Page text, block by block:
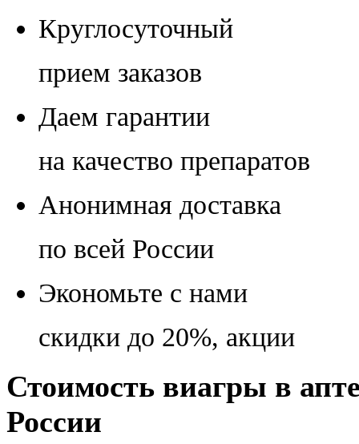
Круглосуточный
прием заказов
Даем гарантии
на качество препаратов
Анонимная доставка
по всей России
Экономьте с нами
скидки до 20%, акции
Стоимость виагры в
России